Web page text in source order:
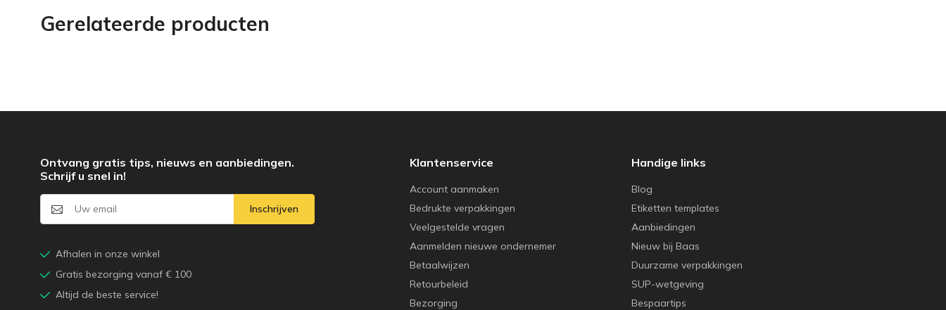
Gerelateerde producten
Klantenservice
Account aanmaken
Bedrukte verpakkingen
Veelgestelde vragen
Aanmelden nieuwe ondernemer
Betaalwijzen
Retourbeleid
Bezorging
Handige links
Blog
Etiketten templates
Aanbiedingen
Nieuw bij Baas
Duurzame verpakkingen
SUP-wetgeving
Bespaartips
Ontvang gratis tips, nieuws en aanbiedingen.
Schrijf u snel in!
Inschrijven
Afhalen in onze winkel
Gratis bezorging vanaf € 100
Altijd de beste service!